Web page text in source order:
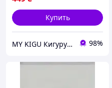
Купить
MY KIGU Кигуруми для всей семьи! 98%